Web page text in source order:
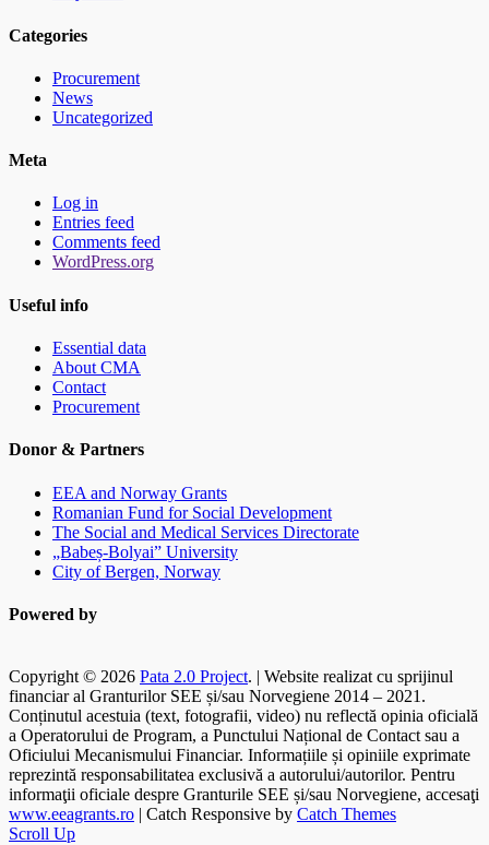
Categories
Procurement
News
Uncategorized
Meta
Log in
Entries feed
Comments feed
WordPress.org
Useful info
Essential data
About CMA
Contact
Procurement
Donor & Partners
EEA and Norway Grants
Romanian Fund for Social Development
The Social and Medical Services Directorate
„Babeș-Bolyai” University
City of Bergen, Norway
Powered by
Copyright © 2026 Pata 2.0 Project. | Website realizat cu sprijinul
financiar al Granturilor SEE și/sau Norvegiene 2014 – 2021.
Conținutul acestuia (text, fotografii, video) nu reflectă opinia oficială
a Operatorului de Program, a Punctului Național de Contact sau a
Oficiului Mecanismului Financiar. Informațiile și opiniile exprimate
reprezintă responsabilitatea exclusivă a autorului/autorilor. Pentru
informaţii oficiale despre Granturile SEE și/sau Norvegiene, accesaţi
www.eeagrants.ro | Catch Responsive by Catch Themes
Scroll Up